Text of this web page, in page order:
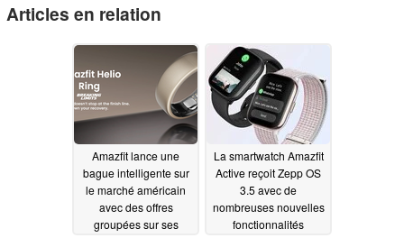
Articles en relation
Amazfit lance une
bague intelligente sur
le marché américain
avec des offres
groupées sur ses
La smartwatch Amazfit
Active reçoit Zepp OS
3.5 avec de
nombreuses nouvelles
fonctionnalités